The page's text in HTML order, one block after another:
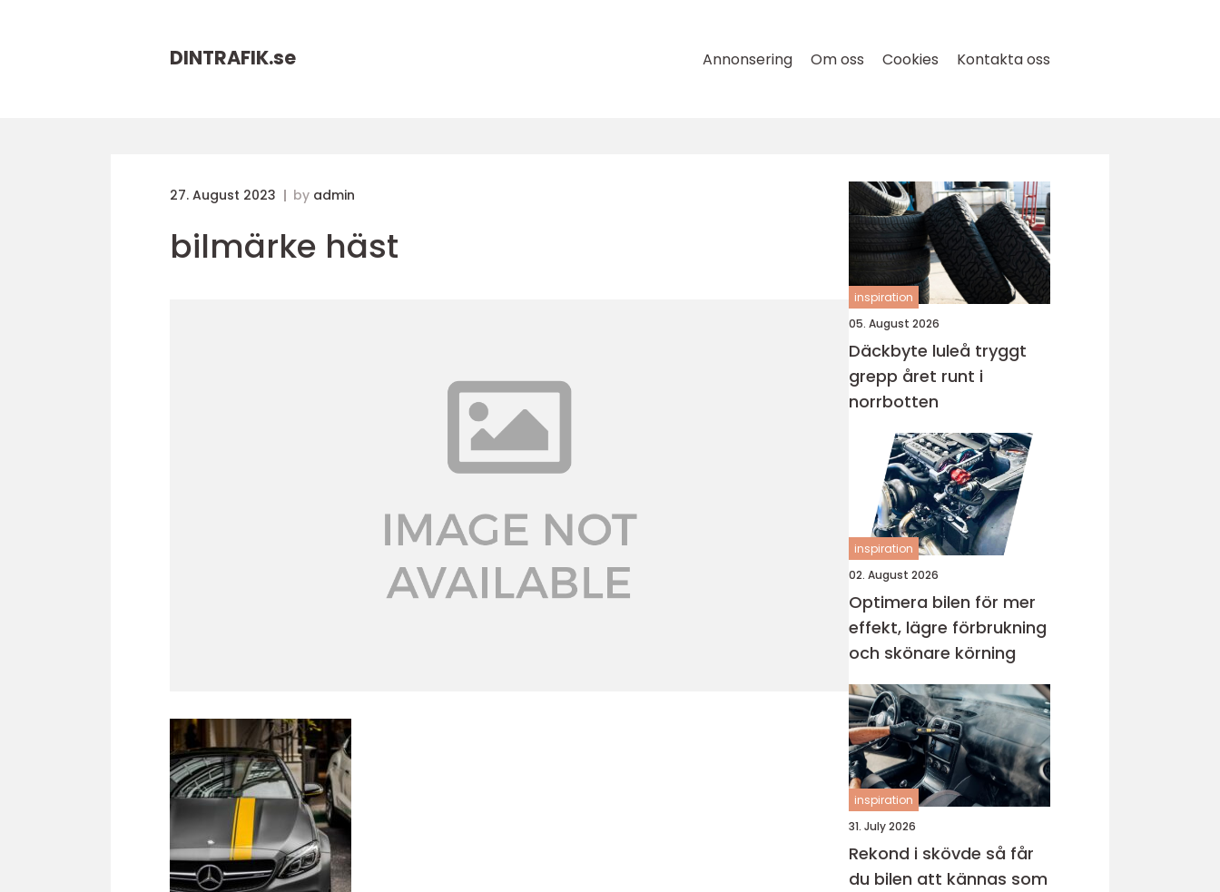
DINTRAFIK.se Annonsering Om oss Cookies Kontakta oss
27. August 2023 by admin
bilmärke häst
inspiration
05. August 2026
Däckbyte luleå tryggt
grepp året runt i
norrbotten
inspiration
02. August 2026
Optimera bilen för mer
effekt, lägre förbrukning
och skönare körning
inspiration
31. July 2026
Rekond i skövde så får
du bilen att kännas som